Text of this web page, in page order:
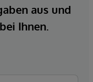
aus und
Ihnen.